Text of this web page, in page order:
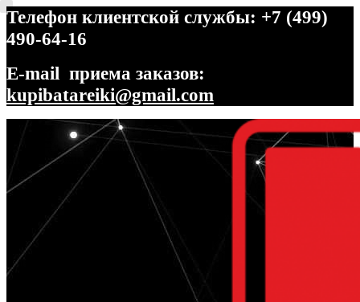
Телефон клиентской службы: +7 (499)
490-64-16
E-mail приема заказов:
kupibatareiki@gmail.com
Перейти
навигации
Перейти
содержимому